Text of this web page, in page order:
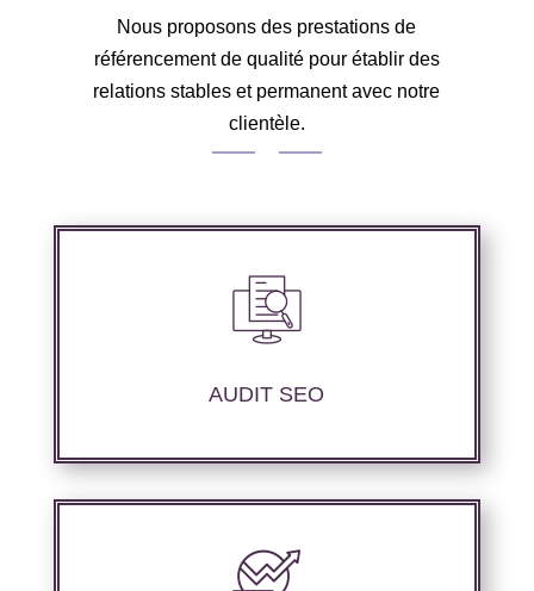
Nous proposons des prestations de
référencement de qualité pour établir des
relations stables et permanent avec notre
clientèle.
AUDIT SEO
Nous réalisons un audit de votre site web à
travers les mots clés pertinents, les principaux
Nous offrons des services d’optimisation